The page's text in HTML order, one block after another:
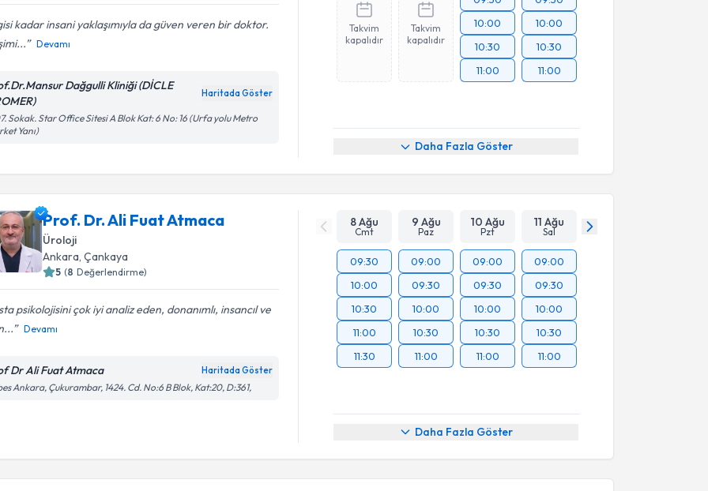
kadar insani yaklaşımıyla da güven veren bir doktor.
Devamı
Dağgulli Kliniği (DİCLE
Haritada Göster
Sokak. Star Office Sitesi A Blok Kat: 6 No: 16 (Urfa yolu Metro
Yanı)
Takvim
kapalıdır
Takvim
kapalıdır
10:00
10:30
11:00
10:00
10:30
11:00
Daha Fazla Göster
Prof. Dr. Ali Fuat Atmaca
Üroloji
Ankara ,Çankaya
5 (8 Değerlendirme)
psikolojisini çok iyi analiz eden, donanımlı, insancıl ve
Devamı
Dr Ali Fuat Atmaca Haritada Göster
Ankara, Çukurambar, 1424. Cd. No:6 B Blok, Kat:20, D:361,
8 Ağu
Cmt
9 Ağu
Paz
10 Ağu
Pzt
11 Ağu
Sal
09:30
10:00
10:30
11:00
11:30
09:00
09:30
10:00
10:30
11:00
09:00
09:30
10:00
10:30
11:00
09:00
09:30
10:00
10:30
11:00
Daha Fazla Göster